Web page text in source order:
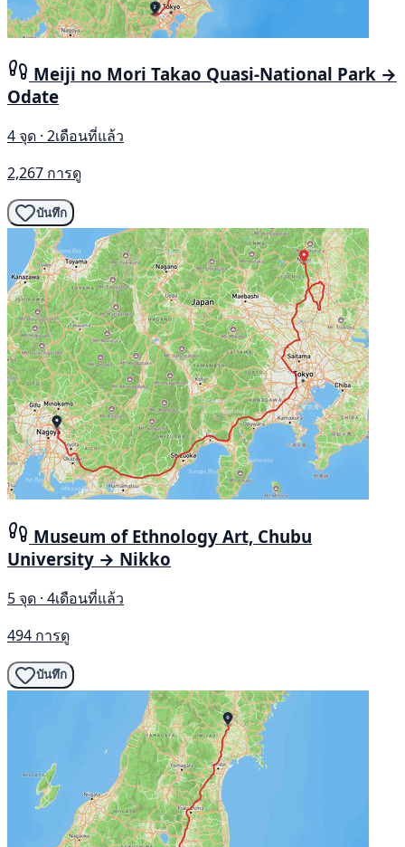
Meiji no Mori Takao Quasi-National Park →
Odate
4 จุด · 2เดือนที่แล้ว
2,267 การดู
บันทึก
Museum of Ethnology Art, Chubu
University → Nikko
5 จุด · 4เดือนที่แล้ว
494 การดู
บันทึก